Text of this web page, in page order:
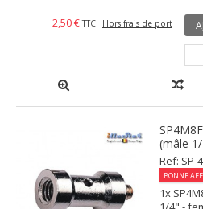
2,50 € TTC Hors frais de port
(mâle
Ref: SP-
BONNE
1x